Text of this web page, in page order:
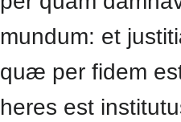
mundum: et
quæ per fidem
heres est